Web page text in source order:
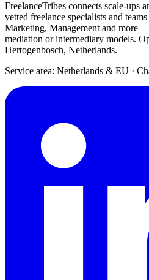
FreelanceTribes connects scale-ups
vetted freelance specialists and
Marketing, Management and more
mediation or intermediary models.
Hertogenbosch, Netherlands.
Service area: Netherlands & EU ·